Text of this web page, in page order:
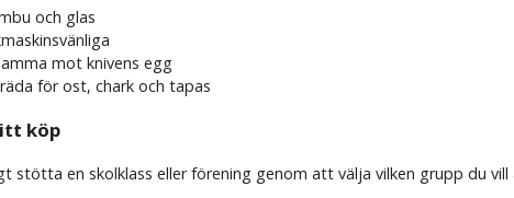
och glas
mot knivens egg
för ost, chark och tapas
köp
stötta en skolklass eller förening genom att välja vilken grupp du